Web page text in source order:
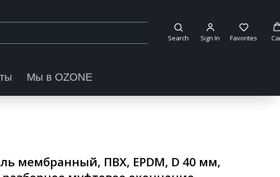
Search Sign In Favorites
Мы в OZONE
мембранный, ПВХ, EPDM, D 40 мм,